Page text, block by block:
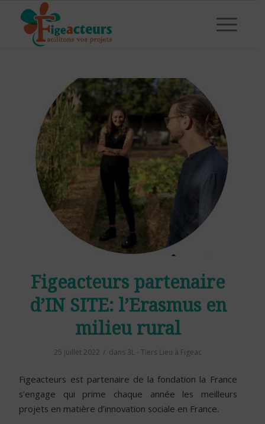
Figeacteurs partenaire
d’IN SITE: l’Erasmus en
milieu rural
25 juillet 2022 / dans 3L - Tiers Lieu à Figeac
Figeacteurs est partenaire de la fondation la France
s’engage qui prime chaque année les meilleurs
projets en matière d’innovation sociale en France.